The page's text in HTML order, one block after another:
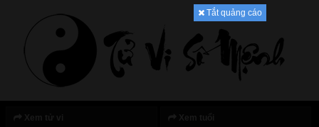
Tắt quảng cáo